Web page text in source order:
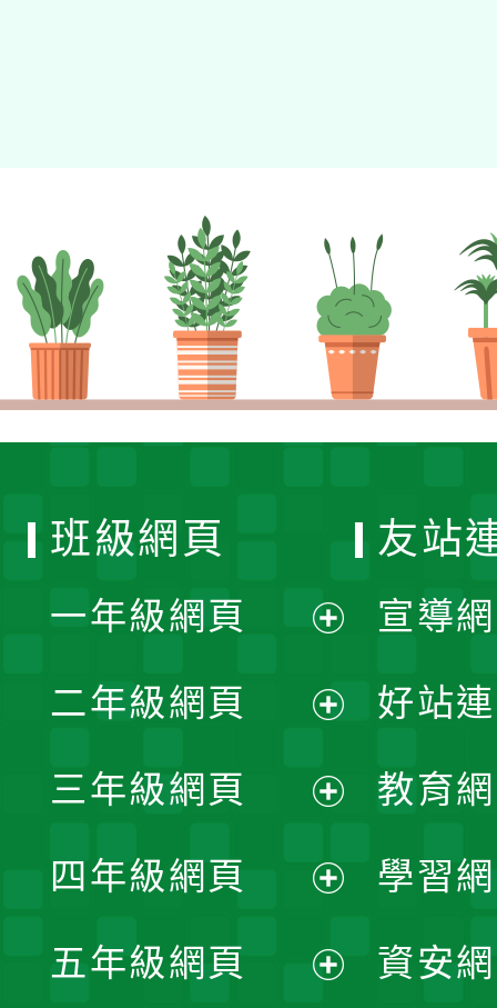
班級網頁
一年級網頁
開
選
單
二年級網頁
開
選
單
三年級網頁
開
選
四年級網頁
開
五年級網頁
友站
宣導
好站
教育
學習
資安